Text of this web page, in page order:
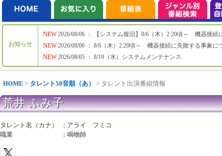
お知らせ
NEW
NEW
NEW
2026/08/06 ： 【システム復旧】8/6（木）2:20頃～ 機器接続
2026/08/06 ： 8/6（木）2:20頃～ 機器接続に失敗する事象に
2026/08/05 ： 8/19（水）システムメンテナンス
HOME > タレント50音順（あ） > タレント出演番組情報
荒井 ふみ子
タレント名（カナ） ： アライ フミコ
職業
：鳴物師